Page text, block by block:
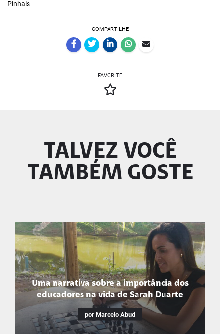
Pinhais
COMPARTILHE
FAVORITE
TALVEZ VOCÊ
TAMBÉM GOSTE
Uma narrativa sobre a importância dos
educadores na vida de Sarah Duarte
por Marcelo Abud